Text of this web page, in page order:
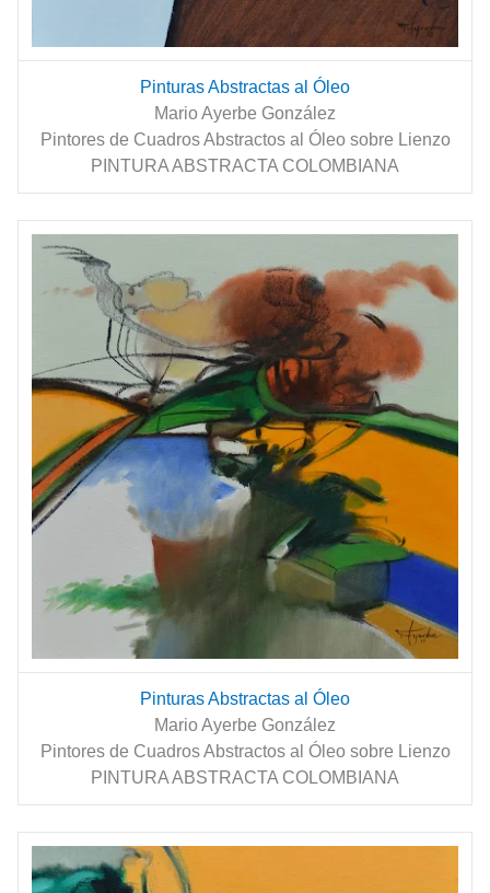
Pinturas Abstractas al Óleo
Mario Ayerbe González
Pintores de Cuadros Abstractos al Óleo sobre Lienzo
PINTURA ABSTRACTA COLOMBIANA
Pinturas Abstractas al Óleo
Mario Ayerbe González
Pintores de Cuadros Abstractos al Óleo sobre Lienzo
PINTURA ABSTRACTA COLOMBIANA